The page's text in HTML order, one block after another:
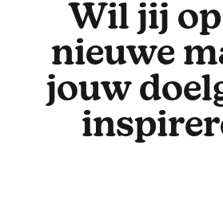
Wil jij op
nieuwe
jouw